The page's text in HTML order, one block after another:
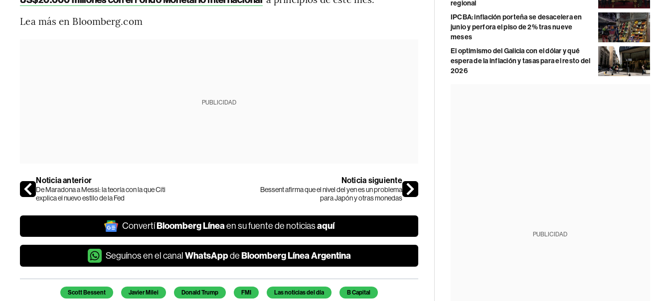
Lea más en Bloomberg.com
PUBLICIDAD
Noticia anterior
De Maradona a Messi: la teoría con la que Citi
explica el nuevo estilo de la Fed
Noticia siguiente
Bessent afirma que el nivel del yen es un problema
para Japón y otras monedas
ConvertíBloomberg Líneaen su fuente de noticiasaquí
Seguínos en el canal WhatsAppde Bloomberg Línea Argentina
Temas de este artículo
Scott Bessent Javier Milei Donald Trump FMI Las noticias del día B Capital
regional
IPCBA: inflación porteña se desacelera en
junio y perfora el piso de 2% tras nueve
meses
El optimismo del Galicia con el dólar y qué
espera de la inflación y tasas para el resto del
2026
PUBLICIDAD